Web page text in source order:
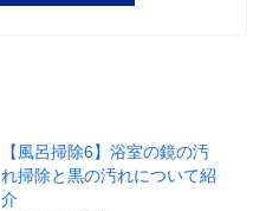
【風呂掃除6】浴室の鏡の汚
れ掃除と黒の汚れについて紹
介